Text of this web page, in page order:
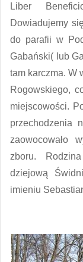
Liber
Dowiadujemy
do parafii w
Gabański( lub
tam karczma. W
Rogowskiego,
miejscowości.
przechodzenia
zaowocowało
zboru.
dziejową
imieniu